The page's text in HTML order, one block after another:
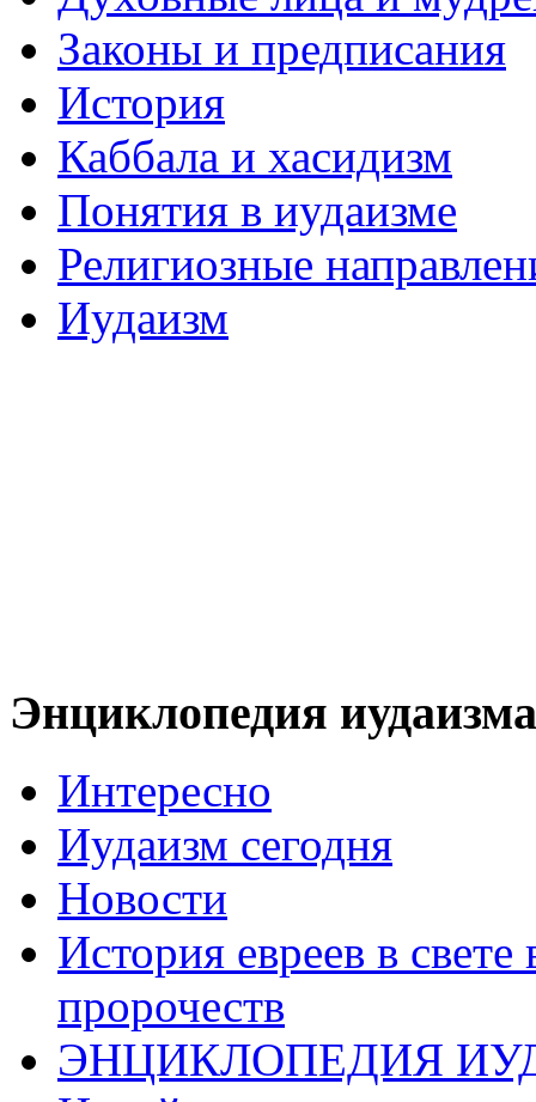
Законы и предписания
История
Каббала и хасидизм
Понятия в иудаизме
Религиозные
Иудаизм
Энциклопедия иудаизма
Интересно
Иудаизм сегодня
Новости
История евреев в
пророчеств
ЭНЦИКЛОПЕДИЯ